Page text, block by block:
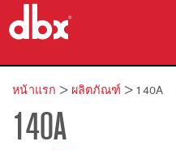
ผลิตภัณฑ์
กรณีศึกษา
หน้าแรก > ผลิตภัณฑ์ > 140A
140A